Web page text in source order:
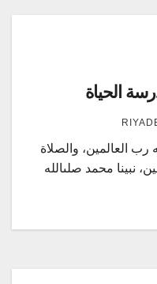
الحياة
رب العالمين، والصلاة
والسلام‎على المبعوث رحمة للعالمين، نبينا محمد صلى‎الله